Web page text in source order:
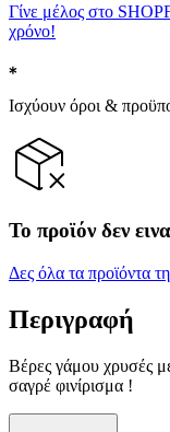
Γίνε μέλος στο
χρόνο!
Ισχύουν όροι &
Το προϊόν δεν
Δες όλα τα προϊόντα
Περιγραφή
Βέρες γάμου χρυσές
σαγρέ φινίρισμα !